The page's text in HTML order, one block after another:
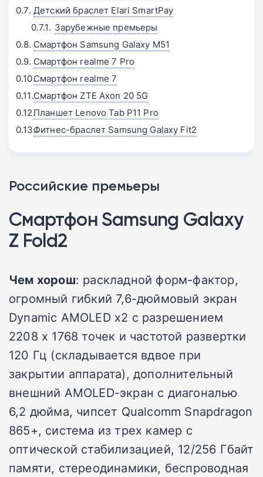
Детский браслет Elari SmartPay
Зарубежные премьеры
Смартфон Samsung Galaxy M51
Смартфон realme 7 Pro
Смартфон realme 7
Смартфон ZTE Axon 20 5G
Планшет Lenovo Tab P11 Pro
Фитнес-браслет Samsung Galaxy Fit2
Российские премьеры
Смартфон Samsung Galaxy
Z Fold2
Чем хорош: раскладной форм-фактор,
огромный гибкий 7,6-дюймовый экран
Dynamic AMOLED x2 с разрешением
2208 х 1768 точек и частотой развертки
120 Гц (складывается вдвое при
закрытии аппарата), дополнительный
внешний AMOLED-экран с диагональю
6,2 дюйма, чипсет Qualcomm Snapdragon
865+, система из трех камер с
оптической стабилизацией, 12/256 Гбайт
памяти, стереодинамики, беспроводная